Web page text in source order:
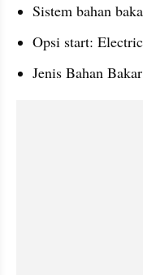
Sistem bahan
Opsi start:
Jenis Bahan